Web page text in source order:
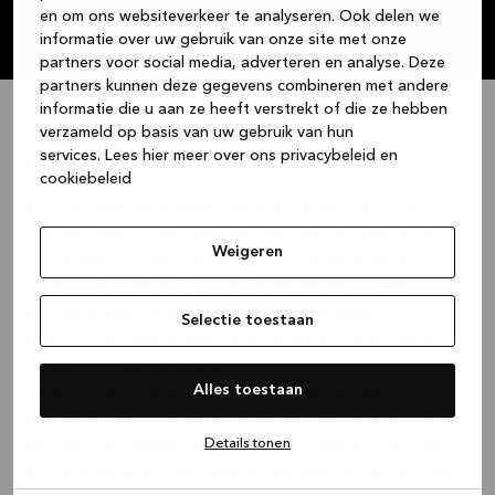
en om ons websiteverkeer te analyseren. Ook delen we
informatie over uw gebruik van onze site met onze
partners voor social media, adverteren en analyse. Deze
partners kunnen deze gegevens combineren met andere
informatie die u aan ze heeft verstrekt of die ze hebben
verzameld op basis van uw gebruik van hun
services. Lees hier meer over ons privacybeleid en
cookiebeleid
Weigeren
Selectie toestaan
Alles toestaan
Details tonen
Plan een afspraak in en ontdek de
mogelijkheden.
Wij delen jouw liefde voor mooie keukens
design, waar je het vakmanschap en de kwaliteit in elk
detail kunt voelen. Elk van onze designs brengt
unieke manier. In al onze designs gebruiken we
gerecyclede materialen en hout uit gecertificeerde
verantwoorde bosbouw.
Je kunt een nieuwe keuken, badkamermeubel of
garderobekast verwachten die niet alleen past bij de
unieke persoonlijkheid van je huis, maar die ook een